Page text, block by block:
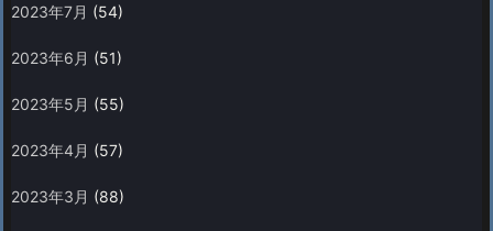
2023年7月 (54)
2023年6月 (51)
2023年5月 (55)
2023年4月 (57)
2023年3月 (88)